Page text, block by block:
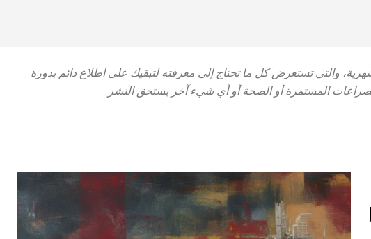
والتي تستعرض كل ما تحتاج إلى معرفته لتبقيك على اطلاع دائم بدورة